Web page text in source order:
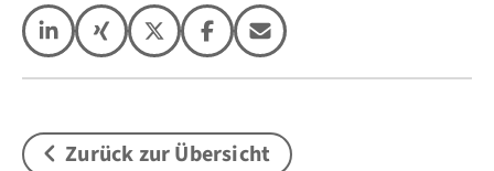
Zurück zur Übersicht